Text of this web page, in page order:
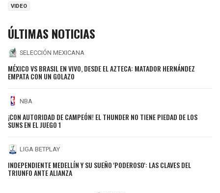
VIDEO
ÚLTIMAS NOTICIAS
SELECCIÓN MEXICANA
MÉXICO VS BRASIL EN VIVO, DESDE EL AZTECA: MATADOR HERNÁNDEZ
EMPATA CON UN GOLAZO
NBA
¡CON AUTORIDAD DE CAMPEÓN! EL THUNDER NO TIENE PIEDAD DE LOS
SUNS EN EL JUEGO 1
LIGA BETPLAY
INDEPENDIENTE MEDELLÍN Y SU SUEÑO 'PODEROSO': LAS CLAVES DEL
TRIUNFO ANTE ALIANZA